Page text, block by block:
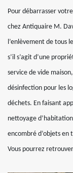
Pour débarrasser
chez Antiquaire M.
l’enlèvement de tous
s’il s’agit d’une
service de vide
désinfection pour les
déchets. En faisant
nettoyage
encombré d’objets en
Vous pourrez